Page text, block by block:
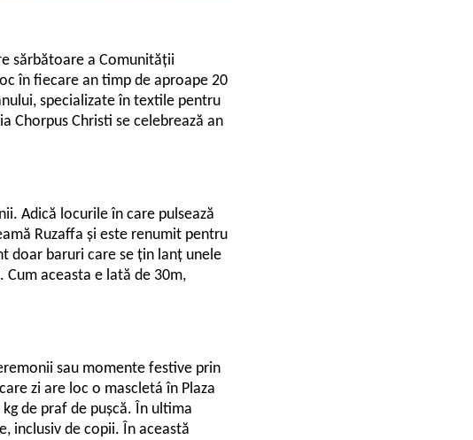
sărbătoare a Comunității
în fiecare an timp de aproape 20
specializate în textile pentru
Chorpus Christi se celebrează an
Adică locurile în care pulsează
Ruzaffa și este renumit pentru
doar baruri care se țin lanț unele
aceasta e lată de 30m,
sau momente festive prin
zi are loc o mascletá în Plaza
de praf de pușcă. În ultima
inclusiv de copii. În această